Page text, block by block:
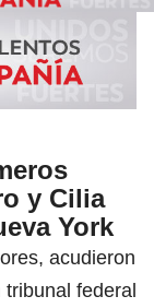
y Cilia
York
acudieron
federal